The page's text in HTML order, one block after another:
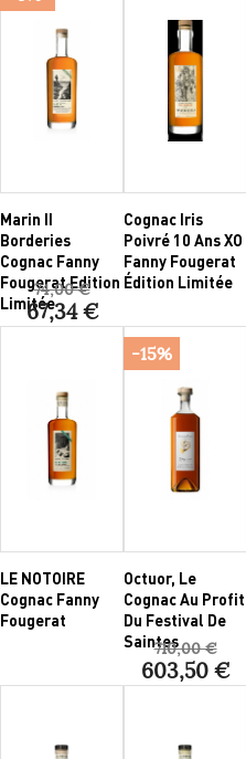
Marin II
Borderies
Cognac Fanny
Fougerat Edition
Limitée
74,00 €
67,34 €
Cognac Iris
Poivré 10 Ans XO
Fanny Fougerat
Édition Limitée
LE NOTOIRE
Cognac Fanny
Fougerat
Octuor, Le
Cognac Au Profit
Du Festival De
Saintes710,00 €
603,50 €
-15%